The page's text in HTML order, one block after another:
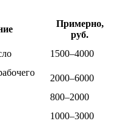
Примерно,
руб.
1500–4000
2000–6000
800–2000
1000–3000